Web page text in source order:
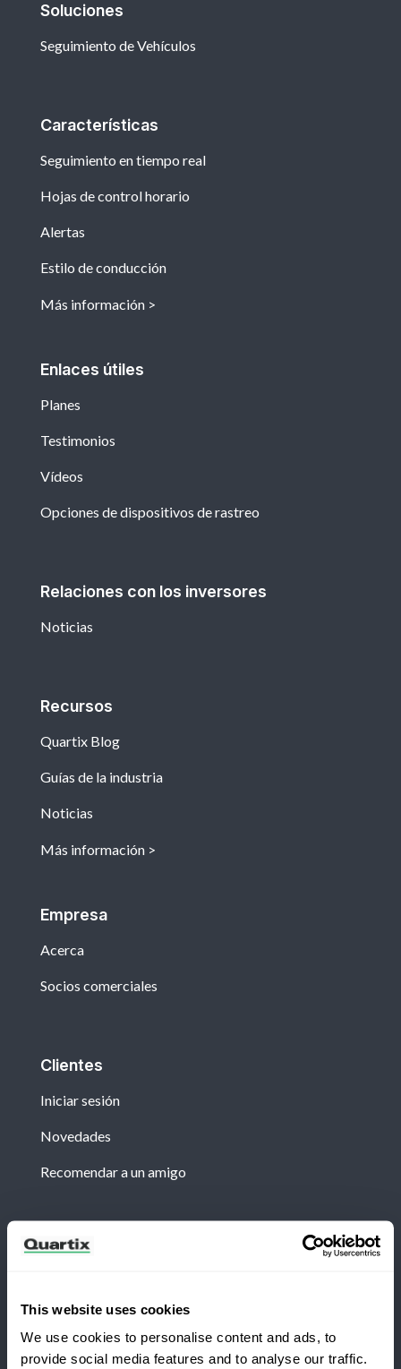
This website uses cookies
We use cookies to personalise content and ads, to
provide social media features and to analyse our traffic.
Soluciones
Seguimiento de Vehículos
Características
Seguimiento en tiempo real
Hojas de control horario
Alertas
Estilo de conducción
Más información
Enlaces útiles
Planes
Testimonios
Vídeos
Opciones de dispositivos de rastreo
Relaciones con los inversores
Noticias
Recursos
Quartix Blog
Guías de la industria
Noticias
Más información
Empresa
Acerca
Socios comerciales
Clientes
Iniciar sesión
Novedades
Recomendar a un amigo
Boletín
estudios de caso de Quartix.